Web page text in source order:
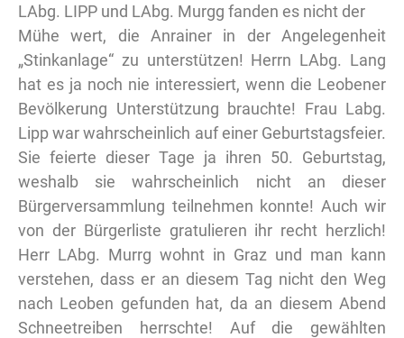
LAbg. LIPP und LAbg. Murgg fanden es nicht der
Mühe wert, die Anrainer in der Angelegenheit
„Stinkanlage“ zu unterstützen! Herrn LAbg. Lang
hat es ja noch nie interessiert, wenn die Leobener
Bevölkerung Unterstützung brauchte! Frau Labg.
Lipp war wahrscheinlich auf einer Geburtstagsfeier.
Sie feierte dieser Tage ja ihren 50. Geburtstag,
weshalb sie wahrscheinlich nicht an dieser
Bürgerversammlung teilnehmen konnte! Auch wir
von der Bürgerliste gratulieren ihr recht herzlich!
Herr LAbg. Murrg wohnt in Graz und man kann
verstehen, dass er an diesem Tag nicht den Weg
nach Leoben gefunden hat, da an diesem Abend
Schneetreiben herrschte! Auf die gewählten